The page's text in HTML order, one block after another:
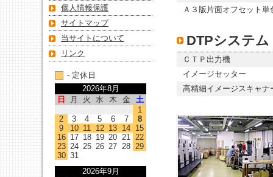
Ａ３版片面オフセット単
DTPシステム
ＣＴＰ出力機
イメージセッター
高精細イメージスキャナ
個人情報保護
サイトマップ
当サイトについて
リンク
- 定休日
2026年8月
日
月 火 水 木 金
土
1
2
3 4 5 6 7
8
9
10 11 12 13 14 15
16 17 18 19 20 21 22
23 24 25 26 27 28 29
30 31
2026年9月